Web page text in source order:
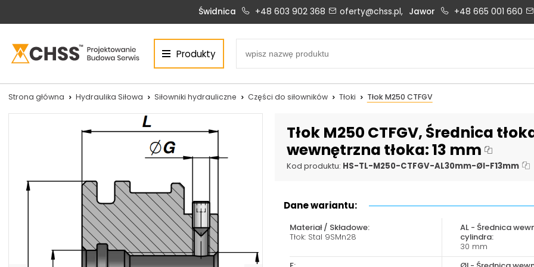
Centrum Hydrauliki Siłowej Świdnica
CHSS.PL DAWID WOŹNY
Biuro obsługi klienta:
+48 603 902 368
PN-PT: 6:30 - 16:00
+48 603 902 368
+48 690 884 272
silowniki@chss.pl
+48 609 877 288
serwis@chss.pl
Uszczelnienia techniczne:
uszczelnienia@chss.pl
Magazyn 24H:
Świdnica +48 603 902 368 oferty@chss.pl, Jawor +48 665 001 660
Produkty
Strona główna Hydraulika Siłowa Siłowniki hydrauliczne Części do siłowników Tłoki Tłok M250 CTFGV
Tłok M250 CTFGV, Średnica
wewnętrzna tłoka: 13 mm
Kod produktu: HS-TL-M250-CTFGV-AL30mm-ØI-F13mm
Dane wariantu:
Materiał / Składowe:
Tłok: Stal 9SMn28
AL - Średnica
cylindra:
30 mm